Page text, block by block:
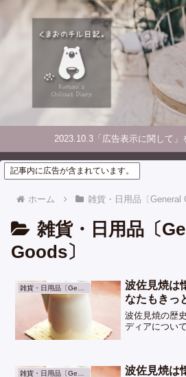
2023.10.3「広告表示に関して」
記事内に広告が含まれています。
ホーム 雑貨・日用品〔General
雑貨・日用品〔
Goods〕
雑貨・日用品〔General Goods〕
波佐見焼は
なたもきっ
波佐見焼の歴
ディアについ
波佐見焼は